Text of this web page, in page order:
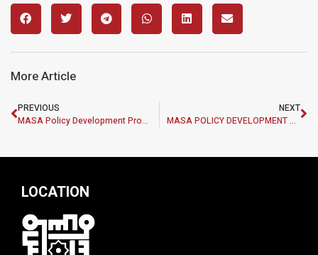
More Article
PREVIOUS
MASA Policy Development Programme (MPDP)
NEXT
MASA POLICY DEVELOPMENT PROGRAMME (MPDP) RESEARCH GRANT
LOCATION